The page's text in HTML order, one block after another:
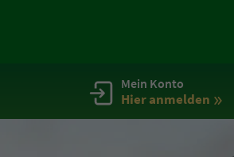
Mein Konto
Hier anmelden